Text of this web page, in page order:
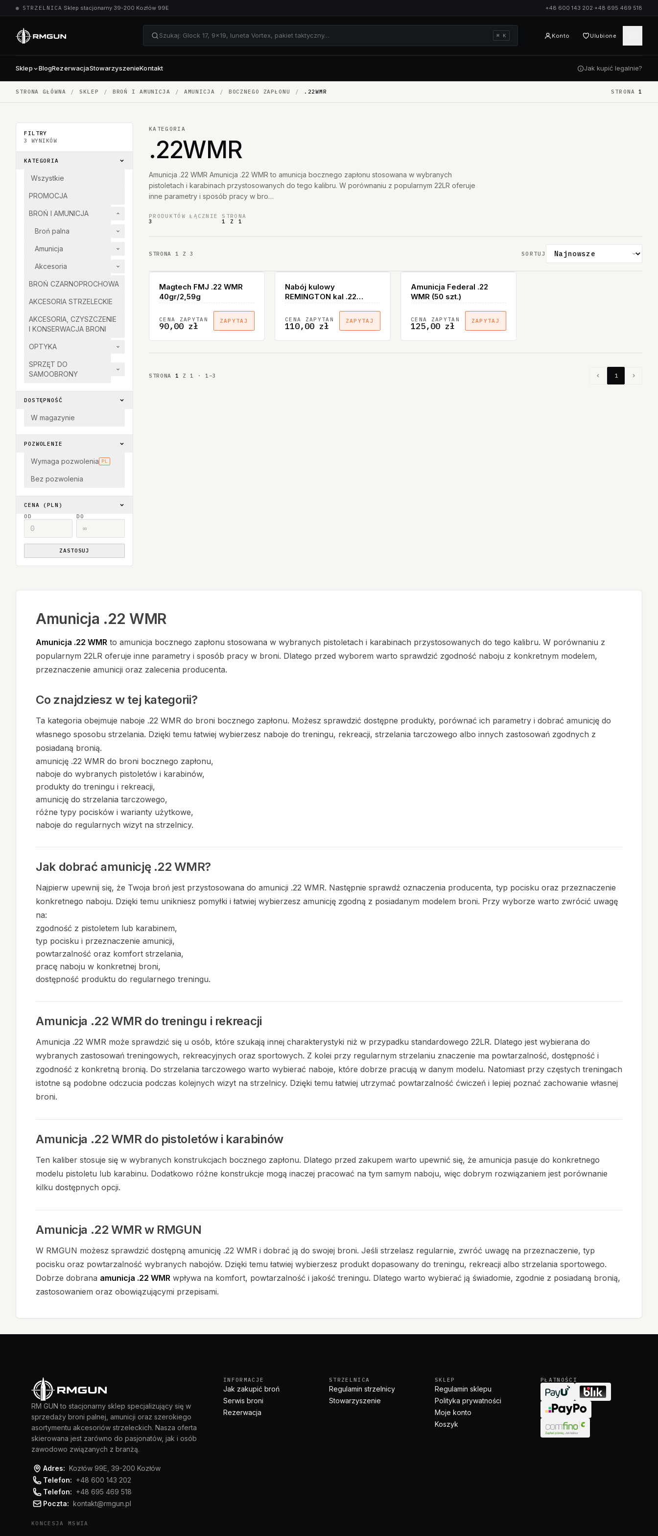
● STRZELNICA ·Sklep stacjonarny 39-200 Kozłów 99E +48 600 143 202·+48 695 469 518
Szukaj: Glock 17, 9×19, luneta Vortex, pakiet taktyczny…
⌘ K Konto Ulubione
Sklep BlogRezerwacjaStowarzyszenieKontakt Jak kupić legalnie?
STRONA GŁÓWNA / SKLEP / BROŃ I AMUNICJA / AMUNICJA / BOCZNEGO ZAPŁONU / .22WMR STRONA 1
FILTRY
3
WYNIKÓW
KATEGORIA
Wszystkie
PROMOCJA
BROŃ I AMUNICJA
Broń palna
Amunicja
Akcesoria
BROŃ CZARNOPROCHOWA
AKCESORIA STRZELECKIE
AKCESORIA, CZYSZCZENIE
I KONSERWACJA BRONI
OPTYKA
SPRZĘT DO
SAMOOBRONY
DOSTĘPNOŚĆ
W magazynie
POZWOLENIE
Wymaga pozwolenia PL
Bez pozwolenia
CENA (PLN)
OD
DO
ZASTOSUJ
KATEGORIA
.22WMR
Amunicja .22 WMR Amunicja .22 WMR to amunicja bocznego zapłonu stosowana w wybranych
pistoletach i karabinach przystosowanych do tego kalibru. W porównaniu z popularnym 22LR oferuje
inne parametry i sposób pracy w bro…
PRODUKTÓW ŁĄCZNIE
3
STRONA
1 Z 1
STRONA 1 Z3 SORTUJ
Magtech FMJ .22 WMR
40gr/2,59g
CENA ZAPYTAŃ
90,00 zł
ZAPYTAJ
Nabój kulowy
REMINGTON kal .22
Win.Mag. – 2,6g/40gr PSP
(1 opakowanie 50 szt.)
CENA ZAPYTAŃ
110,00 zł
ZAPYTAJ
Amunicja Federal .22
WMR (50 szt.)
CENA ZAPYTAŃ
125,00 zł
ZAPYTAJ
STRONA 1 Z1 · 1 –3 1
Amunicja .22 WMR
Amunicja .22 WMR to amunicja bocznego zapłonu stosowana w wybranych pistoletach i karabinach przystosowanych do tego kalibru. W porównaniu z
popularnym 22LR oferuje inne parametry i sposób pracy w broni. Dlatego przed wyborem warto sprawdzić zgodność naboju z konkretnym modelem,
przeznaczenie amunicji oraz zalecenia producenta.
Co znajdziesz w tej kategorii?
Ta kategoria obejmuje naboje .22 WMR do broni bocznego zapłonu. Możesz sprawdzić dostępne produkty, porównać ich parametry i dobrać amunicję do
własnego sposobu strzelania. Dzięki temu łatwiej wybierzesz naboje do treningu, rekreacji, strzelania tarczowego albo innych zastosowań zgodnych z
posiadaną bronią.
amunicję .22 WMR do broni bocznego zapłonu,
naboje do wybranych pistoletów i karabinów,
produkty do treningu i rekreacji,
amunicję do strzelania tarczowego,
różne typy pocisków i warianty użytkowe,
naboje do regularnych wizyt na strzelnicy.
Jak dobrać amunicję .22 WMR?
Najpierw upewnij się, że Twoja broń jest przystosowana do amunicji .22 WMR. Następnie sprawdź oznaczenia producenta, typ pocisku oraz przeznaczenie
konkretnego naboju. Dzięki temu unikniesz pomyłki i łatwiej wybierzesz amunicję zgodną z posiadanym modelem broni. Przy wyborze warto zwrócić uwagę
na:
zgodność z pistoletem lub karabinem,
typ pocisku i przeznaczenie amunicji,
powtarzalność oraz komfort strzelania,
pracę naboju w konkretnej broni,
dostępność produktu do regularnego treningu.
Amunicja .22 WMR do treningu i rekreacji
Amunicja .22 WMR może sprawdzić się u osób, które szukają innej charakterystyki niż w przypadku standardowego 22LR. Dlatego jest wybierana do
wybranych zastosowań treningowych, rekreacyjnych oraz sportowych. Z kolei przy regularnym strzelaniu znaczenie ma powtarzalność, dostępność i
zgodność z konkretną bronią. Do strzelania tarczowego warto wybierać naboje, które dobrze pracują w danym modelu. Natomiast przy częstych treningach
istotne są podobne odczucia podczas kolejnych wizyt na strzelnicy. Dzięki temu łatwiej utrzymać powtarzalność ćwiczeń i lepiej poznać zachowanie własnej
broni.
Amunicja .22 WMR do pistoletów i karabinów
Ten kaliber stosuje się w wybranych konstrukcjach bocznego zapłonu. Dlatego przed zakupem warto upewnić się, że amunicja pasuje do konkretnego
modelu pistoletu lub karabinu. Dodatkowo różne konstrukcje mogą inaczej pracować na tym samym naboju, więc dobrym rozwiązaniem jest porównanie
kilku dostępnych opcji.
Amunicja .22 WMR w RMGUN
W RMGUN możesz sprawdzić dostępną amunicję .22 WMR i dobrać ją do swojej broni. Jeśli strzelasz regularnie, zwróć uwagę na przeznaczenie, typ
pocisku oraz powtarzalność wybranych nabojów. Dzięki temu łatwiej wybierzesz produkt dopasowany do treningu, rekreacji albo strzelania sportowego.
Dobrze dobrana amunicja .22 WMR wpływa na komfort, powtarzalność i jakość treningu. Dlatego warto wybierać ją świadomie, zgodnie z posiadaną bronią,
zastosowaniem oraz obowiązującymi przepisami.
RM GUN to stacjonarny sklep specjalizujący się w
sprzedaży broni palnej, amunicji oraz szerokiego
asortymentu akcesoriów strzeleckich. Nasza oferta
skierowana jest zarówno do pasjonatów, jak i osób
zawodowo związanych z branżą.
Adres: Kozłów 99E, 39-200 Kozłów
Telefon: +48 600 143 202
Telefon: +48 695 469 518
Poczta: kontakt@rmgun.pl
KONCESJA MSWIA
INFORMACJE
Jak zakupić broń
Serwis broni
Rezerwacja
STRZELNICA
Regulamin strzelnicy
Stowarzyszenie
SKLEP
Regulamin sklepu
Polityka prywatności
Moje konto
Koszyk
PŁATNOŚCI